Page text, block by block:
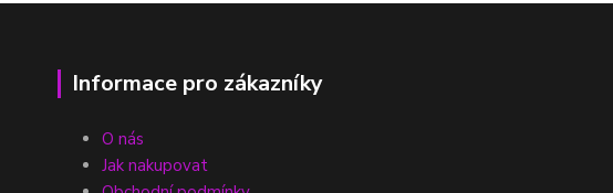
Informace pro zákazníky
O nás
Jak nakupovat